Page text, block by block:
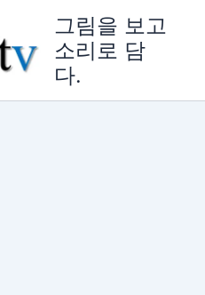
그림을 보고
소리로 담
다.